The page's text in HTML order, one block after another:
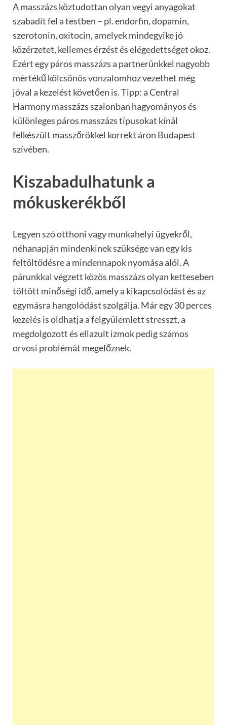
A masszázs köztudottan olyan vegyi anyagokat
szabadít fel a testben – pl. endorfin, dopamin,
szerotonin, oxitocin, amelyek mindegyike jó
közérzetet, kellemes érzést és elégedettséget okoz.
Ezért egy páros masszázs a partnerünkkel nagyobb
mértékű kölcsönös vonzalomhoz vezethet még
jóval a kezelést követően is. Tipp: a Central
Harmony masszázs szalonban hagyományos és
különleges páros masszázs típusokat kínál
felkészült masszőrökkel korrekt áron Budapest
szívében.
Kiszabadulhatunk a
mókuskerékből
Legyen szó otthoni vagy munkahelyi ügyekről,
néhanapján mindenkinek szüksége van egy kis
feltöltődésre a mindennapok nyomása alól. A
párunkkal végzett közös masszázs olyan ketteseben
töltött minőségi idő, amely a kikapcsolódást és az
egymásra hangolódást szolgálja. Már egy 30 perces
kezelés is oldhatja a felgyülemlett stresszt, a
megdolgozott és ellazult izmok pedig számos
orvosi problémát megelőznek.